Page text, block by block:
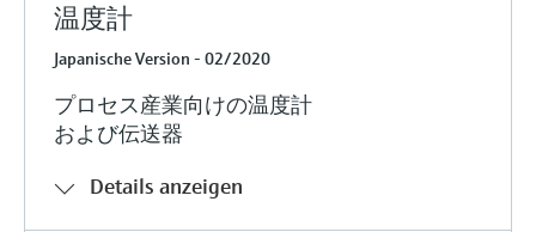
温度計
Japanische Version - 02/2020
プロセス産業向けの温度計
および伝送器
Details anzeigen